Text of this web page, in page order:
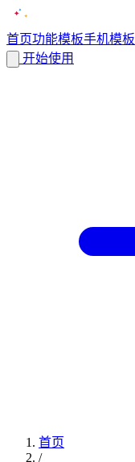
首页功能模板手机模板
开始使用
首页
/